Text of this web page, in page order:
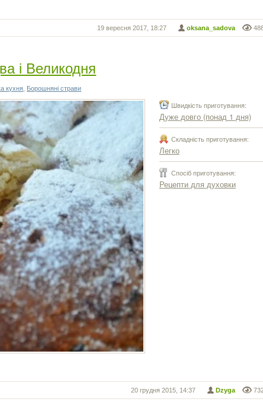
oksana_sadova
19 вересня 2017, 18:27
і Великодня
кухня Борошняні страви
Швидкість приготування:
Дуже довго (понад 1 дня)
Складність приготування:
Легко
Спосіб приготування:
Рецепти для духовки
Dzyga
20 грудня 2015, 14:37